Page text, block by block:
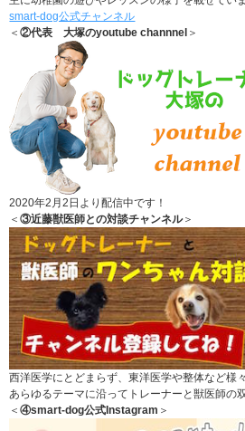
smart-dog公式チャンネル
＜②代表 大塚のyoutube channnel ＞
2020年2月2日より配信中です！
＜③近藤獣医師との対談チャンネル＞
西洋医学にとどまらず、東洋医学や整体など様
あらゆるテーマに沿ってトレーナーと獣医師の
＜④smart-dog公式Instagram ＞